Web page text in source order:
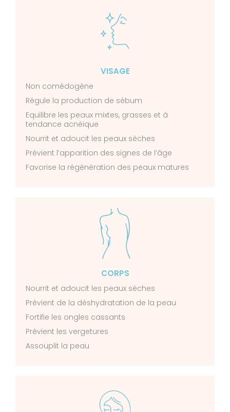
VISAGE
Non comédogène
Régule la production de sébum
Equilibre les peaux mixtes, grasses et à
tendance acnéique
Nourrit et adoucit les peaux sèches
Prévient l’apparition des signes de l’âge
Favorise la régénération des peaux matures
CORPS
Nourrit et adoucit les peaux sèches
Prévient de la déshydratation de la peau
Fortifie les ongles cassants
Prévient les vergetures
Assouplit la peau